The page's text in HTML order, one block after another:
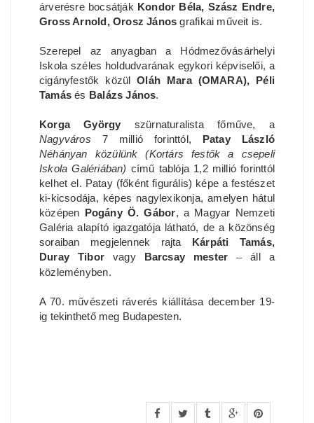
árverésre bocsátják Kondor Béla, Szász Endre,
Gross Arnold, Orosz Jánosgrafikai műveit is.
Szerepel az anyagban a Hódmezővásárhelyi
Iskola széles holdudvarának egykori képviselői, a
cigányfestők közülOláh Mara (OMARA), Péli
Tamás és Balázs János.
Korga György szürnaturalista főműve, a
Nagyváros 7 millió forinttól, Patay László
Néhányan közülünk (Kortárs festők a csepeli
Iskola Galériában) című tablója 1,2 millió forinttól
kelhet el. Patay (főként figurális) képe a festészet
ki-kicsodája, képes nagylexikonja, amelyen hátul
középen Pogány Ö. Gábor, a Magyar Nemzeti
Galéria alapító igazgatója látható, de a közönség
soraiban megjelennek rajta Kárpáti Tamás,
Duray Tibor vagyBarcsay mester–áll a
közleményben.
A 70. művészeti ráverés kiállítása december 19-
ig tekinthető meg Budapesten.